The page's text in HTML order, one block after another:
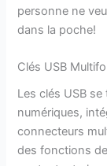
personne ne
dans la poche!
Clés USB
Les clés USB
numériques,
connecteurs
des fonctions